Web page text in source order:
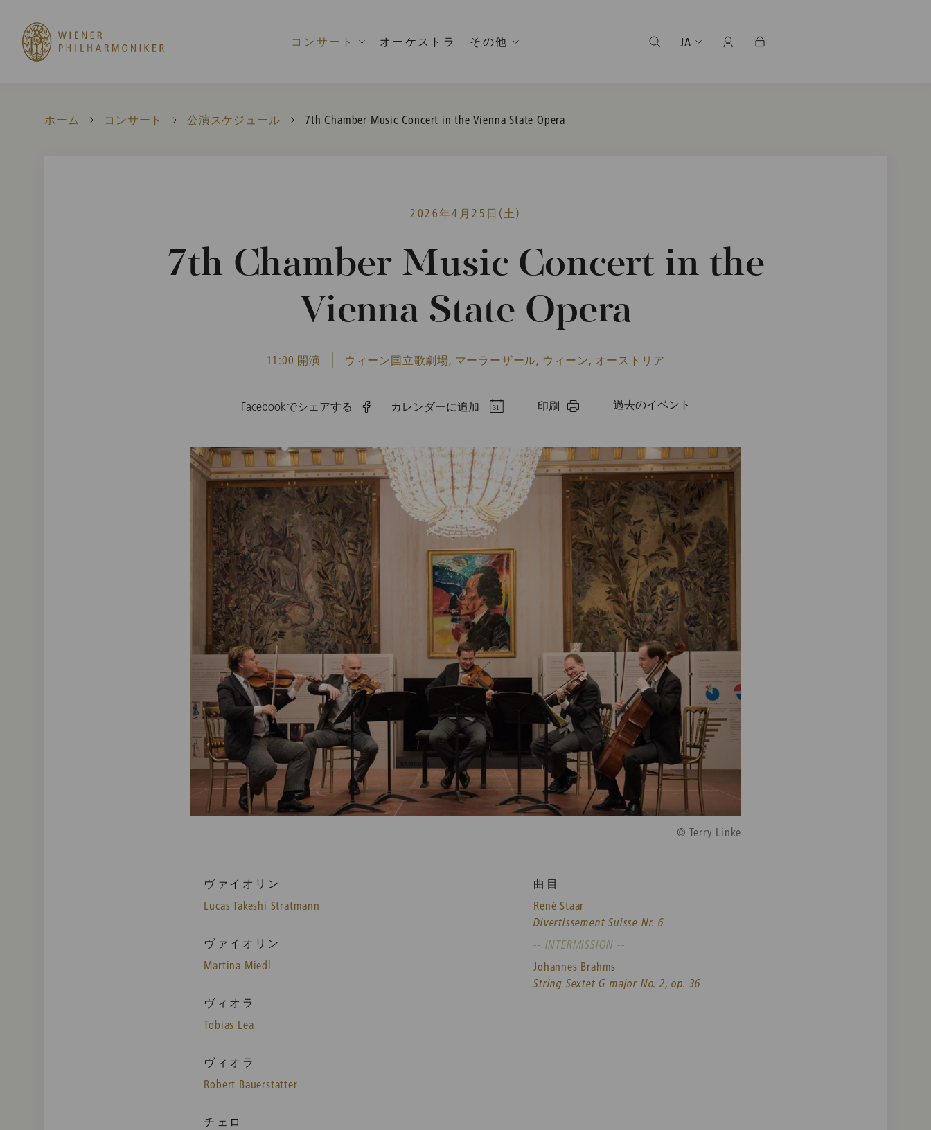
コンサート オーケストラ その他 JA
ホーム コンサート 公演スケジュール Current:
7th Chamber Music Concert in the Vienna State Opera
2026年4月25日(土)
7th Chamber Music Concert in the
Vienna State Opera
11:00 開演 ウィーン国立歌劇場, マーラーザール, ウィーン, オーストリア
Facebookでシェアする カレンダーに追加 印刷 過去のイベント
© Terry Linke
ヴァイオリン
Lucas Takeshi Stratmann
ヴァイオリン
Martina Miedl
ヴィオラ
Tobias Lea
ヴィオラ
Robert Bauerstatter
チェロ
曲目
René Staar
Divertissement Suisse Nr. 6
-- INTERMISSION --
Johannes Brahms
String Sextet G major No. 2, op. 36